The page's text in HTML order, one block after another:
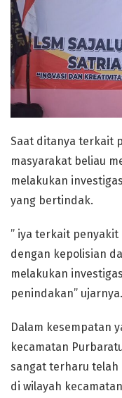
Saat ditanya terkait
masyarakat beliau
melakukan
yang bertindak.
” iya terkait
dengan kepolisian
melakukan
penindakan” ujarnya.
Dalam kesempatan
kecamatan
sangat terharu telah
di wilayah